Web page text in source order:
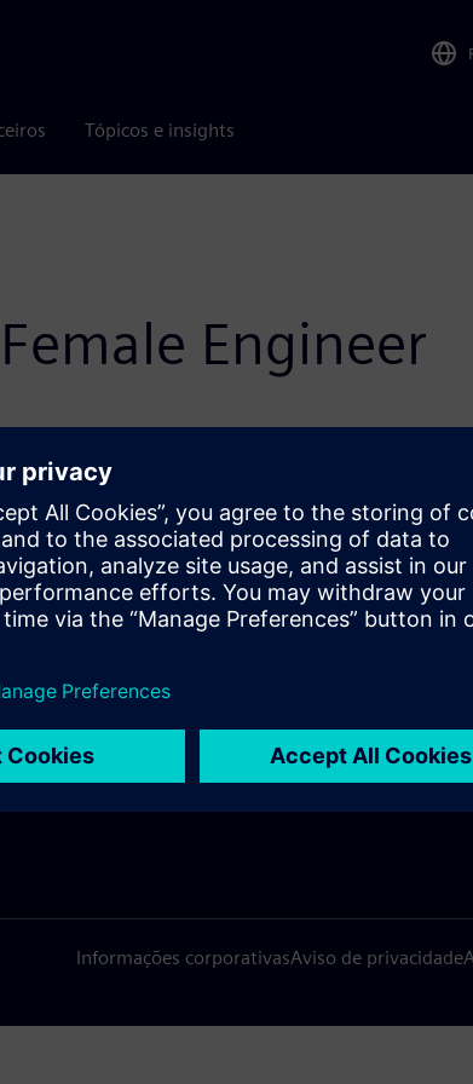
Tópicos e insights
Engineer
godine“, u okviru inicijative koja promoviše
Empresa
Relações com investidores
Informações corporativasAviso de privacidade